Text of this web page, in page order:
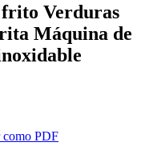
Verduras
Máquina de
como PDF